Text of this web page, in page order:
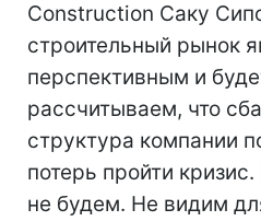
Construction Саку
строительный рынок
перспективным и
рассчитываем, что
структура компании
потерь пройти
не будем. Не видим